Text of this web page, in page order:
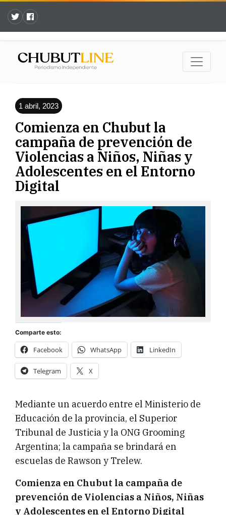
1 abril, 2023
Comienza en Chubut la
campaña de prevención de
Violencias a Niños, Niñas y
Adolescentes en el Entorno
Digital
Comparte esto:
Facebook WhatsApp LinkedIn
Telegram X
Mediante un acuerdo entre el Ministerio de
Educación de la provincia, el Superior
Tribunal de Justicia y la ONG Grooming
Argentina; la campaña se brindará en
escuelas de Rawson y Trelew.
Comienza en Chubut la campaña de
prevención de Violencias a Niños, Niñas
y Adolescentes en el Entorno Digital